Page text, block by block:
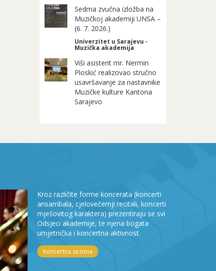
Sedma zvučna izložba na
Muzičkoj akademiji UNSA –
(6. 7. 2026.)
Univerzitet u Sarajevu -
Muzička akademija
Viši asistent mr. Nermin
Ploskić realizovao stručno
usavršavanje za nastavnike
Muzičke kulture Kantona
Sarajevo
Kroz različite forme koncerata (koncerti
ansambala, cjelovečernji recitali, koncerti
mješovitog karaktera) prezentiraju se svi
Odsjeci akademije, te njena bogata
umjetnička i koncertna aktivnost.
Koncertna sezona